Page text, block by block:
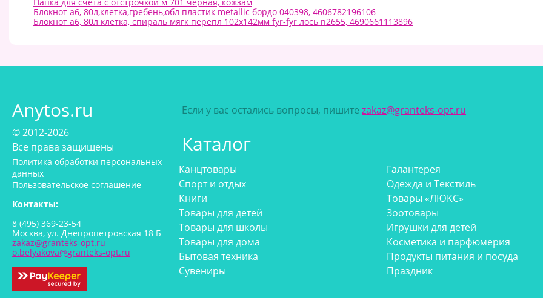
Блокнот а6, 80л,клетка,гребень,обл пластик metallic бордо 040398, 4606782196106
Блокнот а6, 80л клетка, спираль мягк перепл 102х142мм fyr-fyr лось n2655, 4690661113896
Anytos.ru
© 2012-2026
Все права защищены
Политика обработки персональных
данных
Пользовательское соглашение
Контакты:
8 (495) 369-23-54
Москва, ул. Днепропетровская 18 Б
zakaz@granteks-opt.ru
o.belyakova@granteks-opt.ru
Если у вас остались вопросы, пишите zakaz@granteks-opt.ru
Каталог
Канцтовары
Спорт и отдых
Книги
Товары для детей
Товары для школы
Товары для дома
Бытовая техника
Сувениры
Галантерея
Одежда и Текстиль
Товары «ЛЮКС»
Зоотовары
Игрушки для детей
Косметика и парфюмерия
Продукты питания и посуда
Праздник